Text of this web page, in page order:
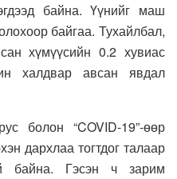
байна. Үүнийг маш
байгаа. Тухайлбал,
хүмүүсийн 0.2 хувиас
халдвар авсан явдал
болон “COVID-19”-өөр
дархлаа тогтдог талаар
байна. Гэсэн ч зарим